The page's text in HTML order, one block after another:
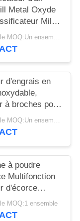
Metal Oxyde
Mill
Oxyde ACM
de
négociable MOQ:Un ensemble
d'engrais en
à broches pour
CE
négociable MOQ:Un ensemble
à poudre
Multifonction
d'écorce
MOQ:1 ensemble